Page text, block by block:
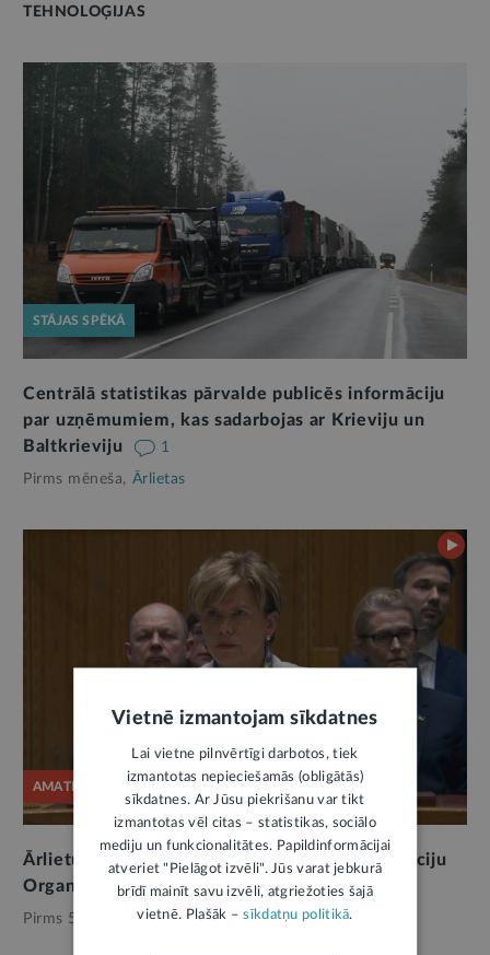
TEHNOLOĢIJAS
STĀJAS SPĒKĀ
Centrālā statistikas pārvalde publicēs informāciju
par uzņēmumiem, kas sadarbojas ar Krieviju un
Baltkrieviju
1
Pirms mēneša, Ārlietas
AMATPERSONAS RUNA
Ārlietu ministres B. Bražes runa Apvienoto Nāciju
Organizācijas Drošības padomē
Pirms 5 mēnešiem, Ārlietas
Vietnē izmantojam sīkdatnes
Lai vietne pilnvērtīgi darbotos, tiek
izmantotas nepieciešamās (obligātās)
sīkdatnes. Ar Jūsu piekrišanu var tikt
izmantotas vēl citas – statistikas, sociālo
mediju un funkcionalitātes. Papildinformācijai
atveriet "Pielāgot izvēli". Jūs varat jebkurā
brīdī mainīt savu izvēli, atgriežoties šajā
vietnē. Plašāk –sīkdatņu politikā.